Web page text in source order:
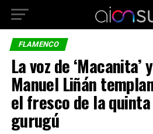
FLAMENCO
La voz de ‘Macanita’
Manuel Liñán
el fresco de la
gurugú